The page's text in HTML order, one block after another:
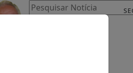
Pesquisar Notícia